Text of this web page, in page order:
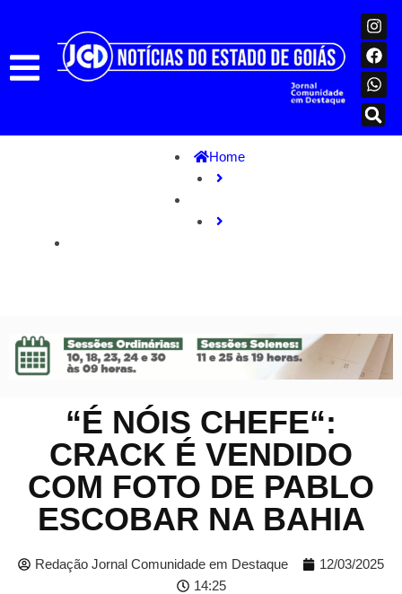
Home
“É NÓIS CHEFE“:
CRACK É VENDIDO
COM FOTO DE PABLO
ESCOBAR NA BAHIA
Redação Jornal Comunidade em Destaque
12/03/2025
14:25